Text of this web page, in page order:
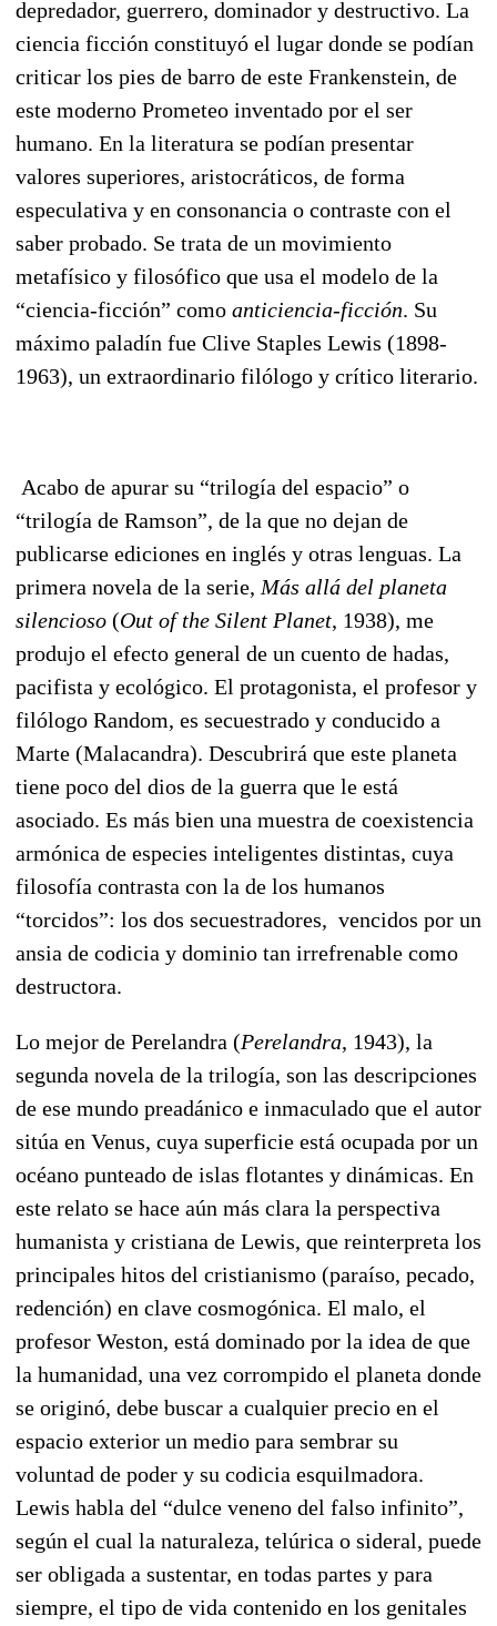
depredador, guerrero, dominador y destructivo. La
ciencia ficción constituyó el lugar donde se podían
criticar los pies de barro de este Frankenstein, de
este moderno Prometeo inventado por el ser
humano. En la literatura se podían presentar
valores superiores, aristocráticos, de forma
especulativa y en consonancia o contraste con el
saber probado. Se trata de un movimiento
metafísico y filosófico que usa el modelo de la
“ciencia-ficción” como anticiencia-ficción. Su
máximo paladín fue Clive Staples Lewis (1898-
1963), un extraordinario filólogo y crítico literario.
Acabo de apurar su “trilogía del espacio” o
“trilogía de Ramson”, de la que no dejan de
publicarse ediciones en inglés y otras lenguas. La
primera novela de la serie, Más allá del planeta
silencioso (Out of the Silent Planet, 1938), me
produjo el efecto general de un cuento de hadas,
pacifista y ecológico. El protagonista, el profesor y
filólogo Random, es secuestrado y conducido a
Marte (Malacandra). Descubrirá que este planeta
tiene poco del dios de la guerra que le está
asociado. Es más bien una muestra de coexistencia
armónica de especies inteligentes distintas, cuya
filosofía contrasta con la de los humanos
“torcidos”: los dos secuestradores, vencidos por un
ansia de codicia y dominio tan irrefrenable como
destructora.
Lo mejor de Perelandra (Perelandra, 1943), la
segunda novela de la trilogía, son las descripciones
de ese mundo preadánico e inmaculado que el autor
sitúa en Venus, cuya superficie está ocupada por un
océano punteado de islas flotantes y dinámicas. En
este relato se hace aún más clara la perspectiva
humanista y cristiana de Lewis, que reinterpreta los
principales hitos del cristianismo (paraíso, pecado,
redención) en clave cosmogónica. El malo, el
profesor Weston, está dominado por la idea de que
la humanidad, una vez corrompido el planeta donde
se originó, debe buscar a cualquier precio en el
espacio exterior un medio para sembrar su
voluntad de poder y su codicia esquilmadora.
Lewis habla del “dulce veneno del falso infinito”,
según el cual la naturaleza, telúrica o sideral, puede
ser obligada a sustentar, en todas partes y para
siempre, el tipo de vida contenido en los genitales